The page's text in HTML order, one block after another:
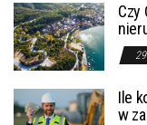
Czy
Ile
w